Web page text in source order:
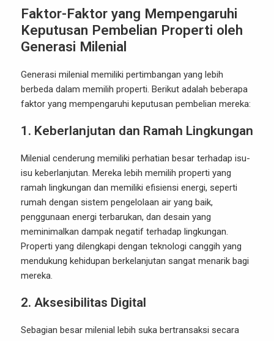
Faktor-Faktor yang Mempengaruhi
Keputusan Pembelian Properti oleh
Generasi Milenial
Generasi milenial memiliki pertimbangan yang lebih
berbeda dalam memilih properti. Berikut adalah beberapa
faktor yang mempengaruhi keputusan pembelian mereka:
1. Keberlanjutan dan Ramah Lingkungan
Milenial cenderung memiliki perhatian besar terhadap isu-
isu keberlanjutan. Mereka lebih memilih properti yang
ramah lingkungan dan memiliki efisiensi energi, seperti
rumah dengan sistem pengelolaan air yang baik,
penggunaan energi terbarukan, dan desain yang
meminimalkan dampak negatif terhadap lingkungan.
Properti yang dilengkapi dengan teknologi canggih yang
mendukung kehidupan berkelanjutan sangat menarik bagi
mereka.
2. Aksesibilitas Digital
Sebagian besar milenial lebih suka bertransaksi secara